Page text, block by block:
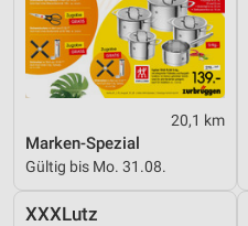
20,1 km
Marken-Spezial
Gültig bis Mo. 31.08.
XXXLutz